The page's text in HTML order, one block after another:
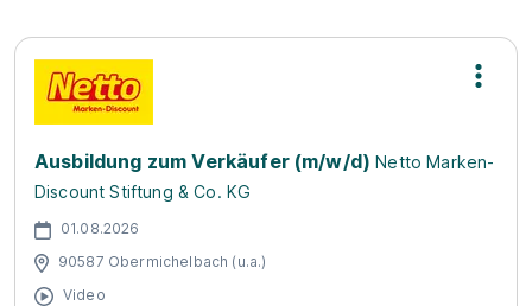
Ausbildung zum Verkäufer (m/w/d) Netto Marken-
Discount Stiftung & Co. KG
01.08.2026
90587 Obermichelbach (u.a.)
Video